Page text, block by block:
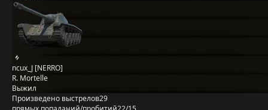
ncux_J [NERRO]
R. Mortelle
Выжил
Произведено выстрелов29